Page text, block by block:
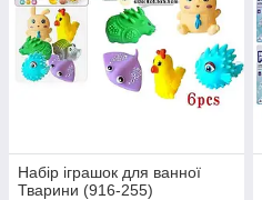
Набір іграшок для ванної
Тварини (916-255)